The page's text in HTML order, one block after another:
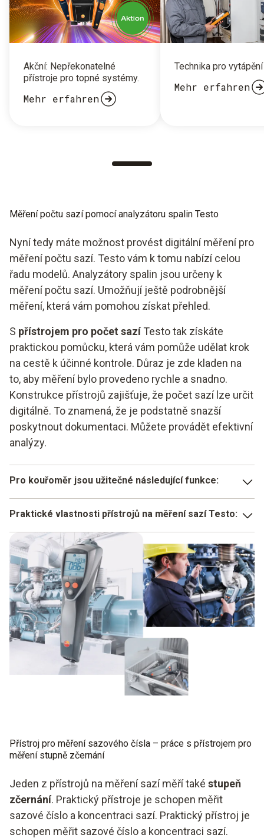
Akční: Nepřekonatelné
přístroje pro topné systémy.
Mehr erfahren
Technika pro vytápění
Mehr erfahren
Měření počtu sazí pomocí analyzátoru spalin Testo
Nyní tedy máte možnost provést digitální měření pro
měření počtu sazí. Testo vám k tomu nabízí celou
řadu modelů. Analyzátory spalin jsou určeny k
měření počtu sazí. Umožňují ještě podrobnější
měření, která vám pomohou získat přehled.
S přístrojem pro počet sazíTesto tak získáte
praktickou pomůcku, která vám pomůže udělat krok
na cestě k účinné kontrole. Důraz je zde kladen na
to, aby měření bylo provedeno rychle a snadno.
Konstrukce přístrojů zajišťuje, že počet sazí lze určit
digitálně. To znamená, že je podstatně snazší
poskytnout dokumentaci. Můžete provádět efektivní
analýzy.
Pro kouřoměr jsou užitečné následující funkce:
přesné stanovení koncentrace sazí
Praktické vlastnosti přístrojů na měření sazí Testo:
přístroje jsou podrobeny zkoušce TÜV
navigace v menu je uživatelsky velmi přívětivá
je zachována přehlednost displeje
výsledky měření lze zobrazit přímo
Přístroj pro měření sazového čísla – práce s přístrojem pro
měření stupně zčernání
Jeden z přístrojů na měření sazí měří také stupeň
zčernání. Praktický přístroje je schopen měřit
sazové číslo a koncentraci sazí. Praktický přístroj je
schopen měřit sazové číslo a koncentraci sazí.